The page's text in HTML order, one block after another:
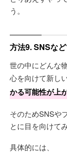
う。
方法9. SNSな
世の中にどんな
心を向けて新し
かる可能性が上
そのためSNSや
とに目を向けて
具体的には、